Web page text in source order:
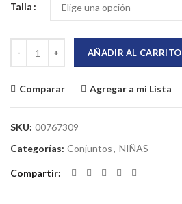
Talla
AÑADIR AL CARRITO
Comparar Agregar a mi Lista
SKU: 00767309
Categorías: Conjuntos, NIÑAS
Compartir